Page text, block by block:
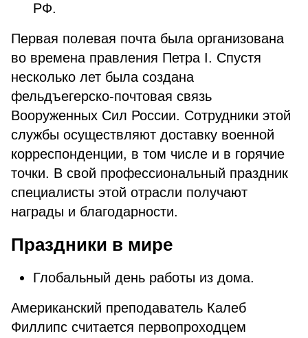
РФ.
Первая полевая почта была организована
во времена правления Петра I. Спустя
несколько лет была создана
фельдъегерско-почтовая связь
Вооруженных Сил России. Сотрудники этой
службы осуществляют доставку военной
корреспонденции, в том числе и в горячие
точки. В свой профессиональный праздник
специалисты этой отрасли получают
награды и благодарности.
Праздники в мире
Глобальный день работы из дома.
Американский преподаватель Калеб
Филлипс считается первопроходцем